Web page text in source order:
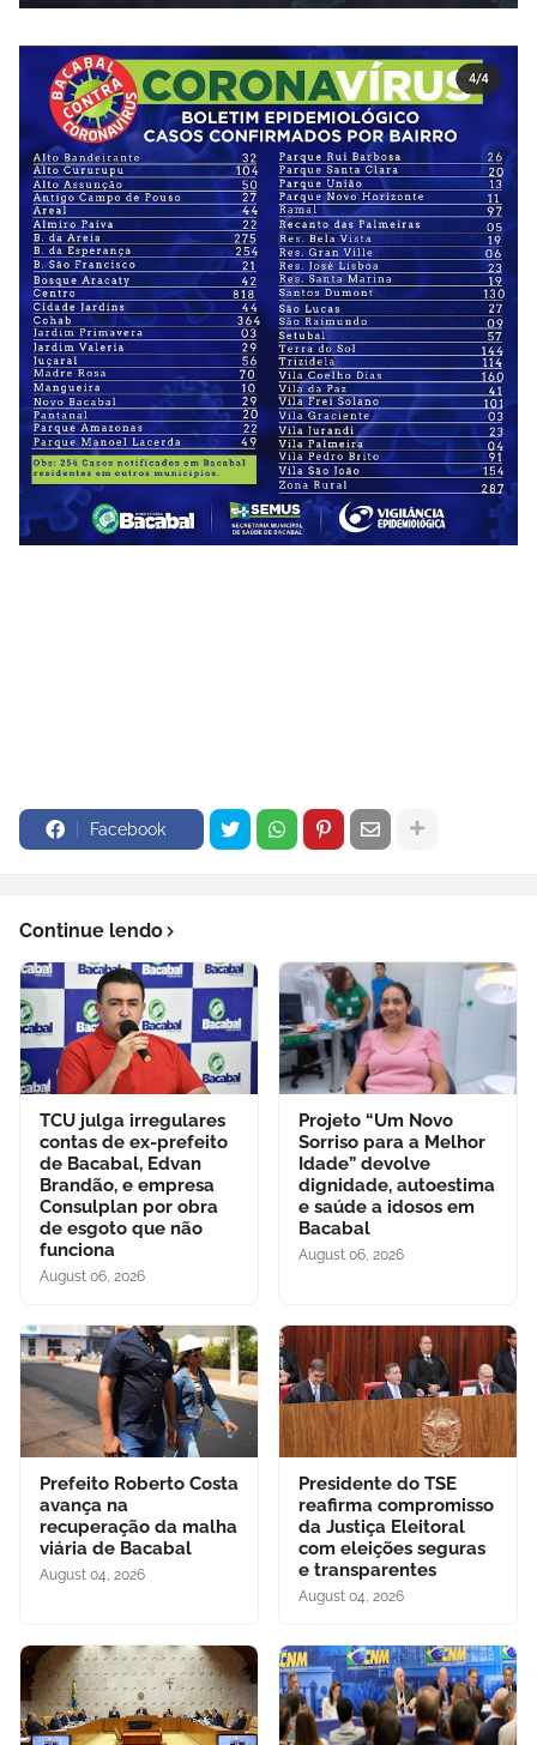
Facebook
Continue lendo
TCU julga irregulares
contas de ex-prefeito
de Bacabal, Edvan
Brandão, e empresa
Consulplan por obra
de esgoto que não
funciona
August 06, 2026
Projeto “Um Novo
Sorriso para a Melhor
Idade” devolve
dignidade, autoestima
e saúde a idosos em
Bacabal
August 06, 2026
Prefeito Roberto Costa
avança na
recuperação da malha
viária de Bacabal
August 04, 2026
Presidente do TSE
reafirma compromisso
da Justiça Eleitoral
com eleições seguras
e transparentes
August 04, 2026